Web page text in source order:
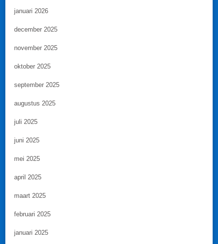
januari 2026
december 2025
november 2025
oktober 2025
september 2025
augustus 2025
juli 2025
juni 2025
mei 2025
april 2025
maart 2025
februari 2025
januari 2025